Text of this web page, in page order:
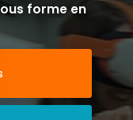
forme en